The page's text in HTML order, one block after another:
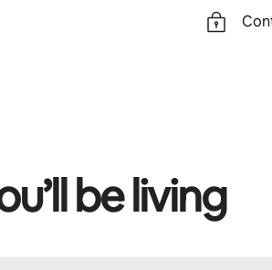
be living